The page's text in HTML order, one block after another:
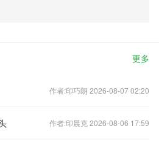
更多
作者:印巧朗 2026-08-07 02:20
作者:印晨克 2026-08-06 17:59